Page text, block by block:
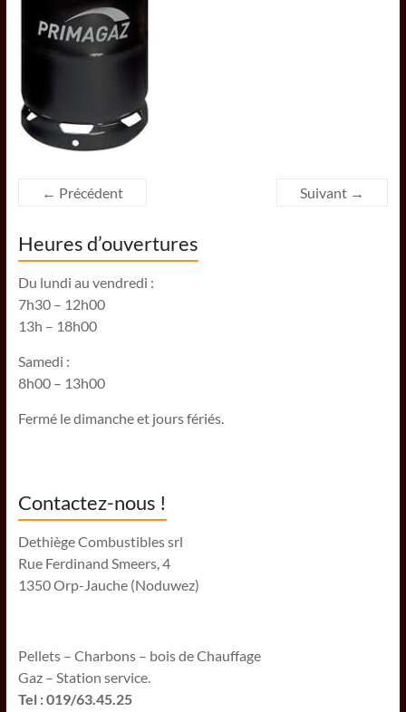
← Précédent Suivant →
Heures d’ouvertures
Du lundi au vendredi :
7h30 – 12h00
13h – 18h00
Samedi :
8h00 – 13h00
Fermé le dimanche et jours fériés.
Contactez-nous !
Dethiège Combustibles srl
Rue Ferdinand Smeers, 4
1350 Orp-Jauche (Noduwez)
Pellets – Charbons – bois de Chauffage
Gaz – Station service.
Tel : 019/63.45.25